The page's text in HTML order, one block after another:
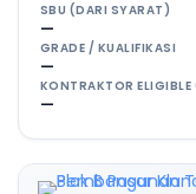
SBU (DARI SYARAT)
—
GRADE / KUALIFIKASI
—
KONTRAKTOR
—